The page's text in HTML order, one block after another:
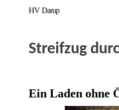
HV Darup
Streifzug
Ein Laden ohne